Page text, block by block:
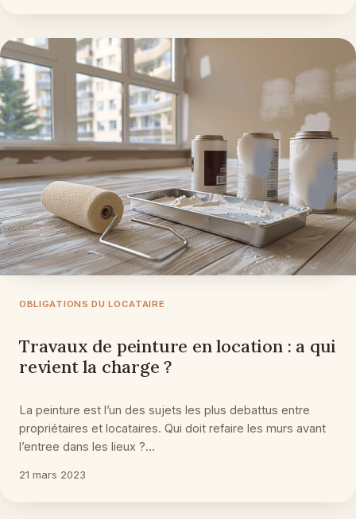
OBLIGATIONS DU LOCATAIRE
Travaux de peinture en location : a qui
revient la charge ?
La peinture est l’un des sujets les plus debattus entre
propriétaires et locataires. Qui doit refaire les murs avant
l’entree dans les lieux ?…
21 mars 2023